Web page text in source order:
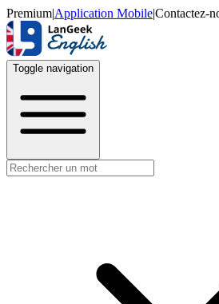
Premium|Application Mobile|Contactez-
Toggle navigation